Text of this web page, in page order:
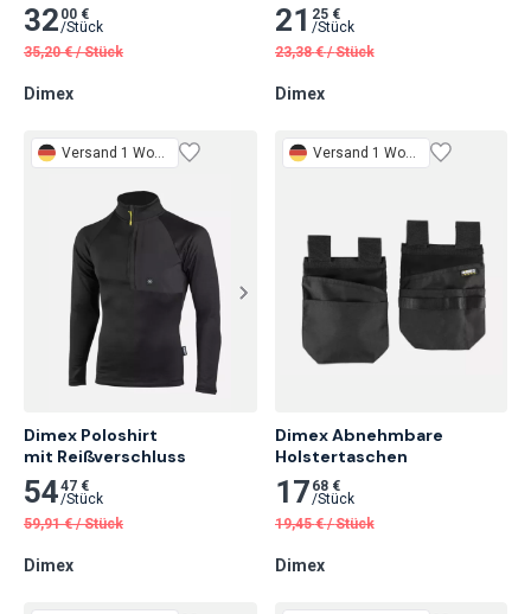
32 00 €
/Stück
35,20 € /Stück
Dimex
21 25 €
/Stück
23,38 € /Stück
Dimex
Versand 1 Woche
Dimex Poloshirt
mit Reißverschluss
5447 €
/Stück
59,91 € /Stück
Dimex
Versand 1 Woche
Dimex Abnehmbare
Holstertaschen
17 68 €
/Stück
19,45 € /Stück
Dimex